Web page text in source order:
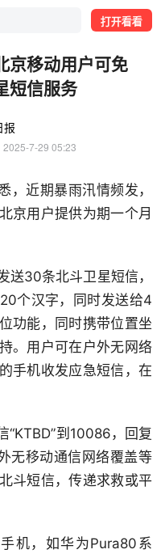
打开看看
京移动用户可免
短信服务
报
  2025-7-29 05:23
，近期暴雨汛情频发，
京用户提供为期一个月
送30条北斗卫星短信，
个汉字，同时发送给4
功能，同时携带位置坐
。用户可在户外无网络
手机收发应急短信，在
“KTBD”到10086，回复
无移动通信网络覆盖等
斗短信，传递求救或平
机，如华为Pura80系